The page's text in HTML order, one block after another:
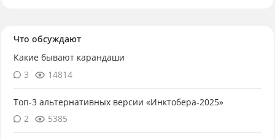
Что обсуждают
Какие бывают карандаши
3
14814
Топ-3 альтернативных версии «Инктобера-2025»
2
5385